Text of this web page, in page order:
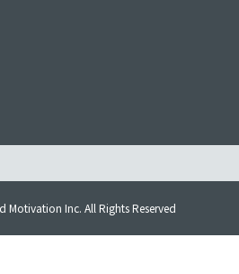
Inc. All Rights Reserved